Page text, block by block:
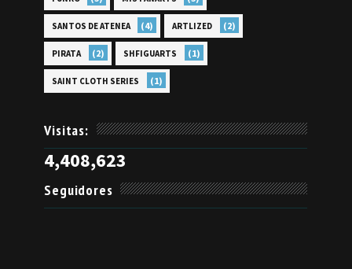
SANTOS DE ATENEA (4) ARTLIZED (2)
PIRATA (2) SHFIGUARTS (1)
SAINT CLOTH SERIES (1)
Visitas:
4,408,623
Seguidores